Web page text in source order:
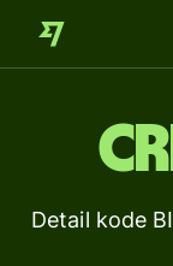
Detail kode